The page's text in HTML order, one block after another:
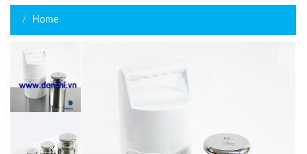
Home